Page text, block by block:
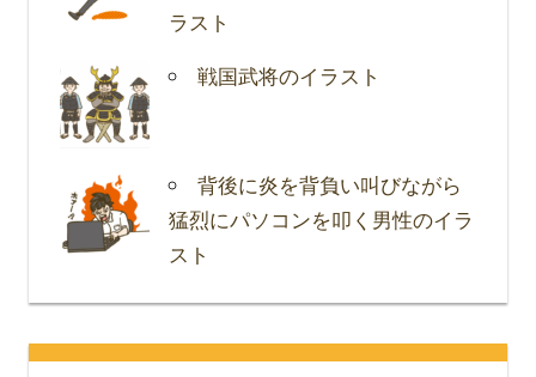
ラスト
戦国武将のイラスト
背後に炎を背負い叫びながら
猛烈にパソコンを叩く男性のイラ
スト